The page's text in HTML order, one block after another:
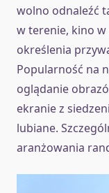
wolno odnaleźć
w terenie, kino
określenia
Popularność na
oglądanie
ekranie z
lubiane.
aranżowania